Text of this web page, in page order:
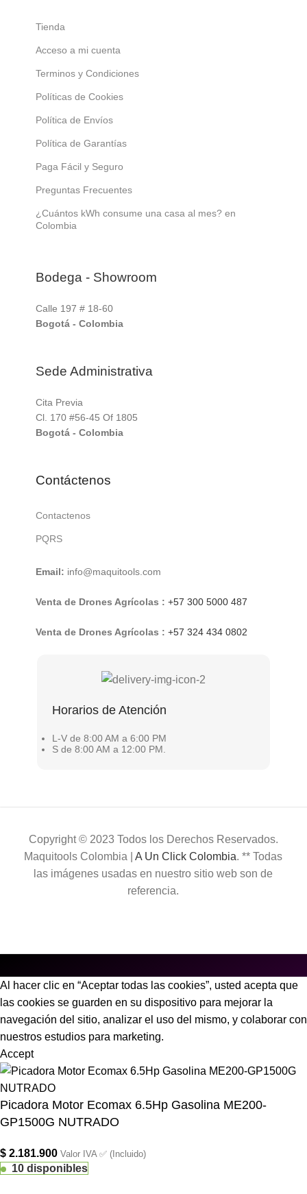
Tienda
Acceso a mi cuenta
Terminos y Condiciones
Políticas de Cookies
Política de Envíos
Política de Garantías
Paga Fácil y Seguro
Preguntas Frecuentes
¿Cuántos kWh consume una casa al mes? en
Colombia
Bodega - Showroom
Calle 197 # 18-60
Bogotá - Colombia
Sede Administrativa
Cita Previa
Cl. 170 #56-45 Of 1805
Bogotá - Colombia
Contáctenos
Contactenos
PQRS
Email: info@maquitools.com
Venta de Drones Agrícolas : +57 300 5000 487
Venta de Drones Agrícolas : +57 324 434 0802
Horarios de Atención
L-V de 8:00 AM a 6:00 PM
S de 8:00 AM a 12:00 PM.
Copyright © 2023 Todos los Derechos Reservados.
Maquitools Colombia |A Un Click Colombia. ** Todas
las imágenes usadas en nuestro sitio web son de
referencia.
Al hacer clic en “Aceptar todas las cookies”, usted acepta que
las cookies se guarden en su dispositivo para mejorar la
navegación del sitio, analizar el uso del mismo, y colaborar con
nuestros estudios para marketing.
Accept
Picadora Motor Ecomax 6.5Hp Gasolina ME200-
GP1500G NUTRADO
$ 2.181.900 Valor IVA ✅ (Incluido)
10 disponibles